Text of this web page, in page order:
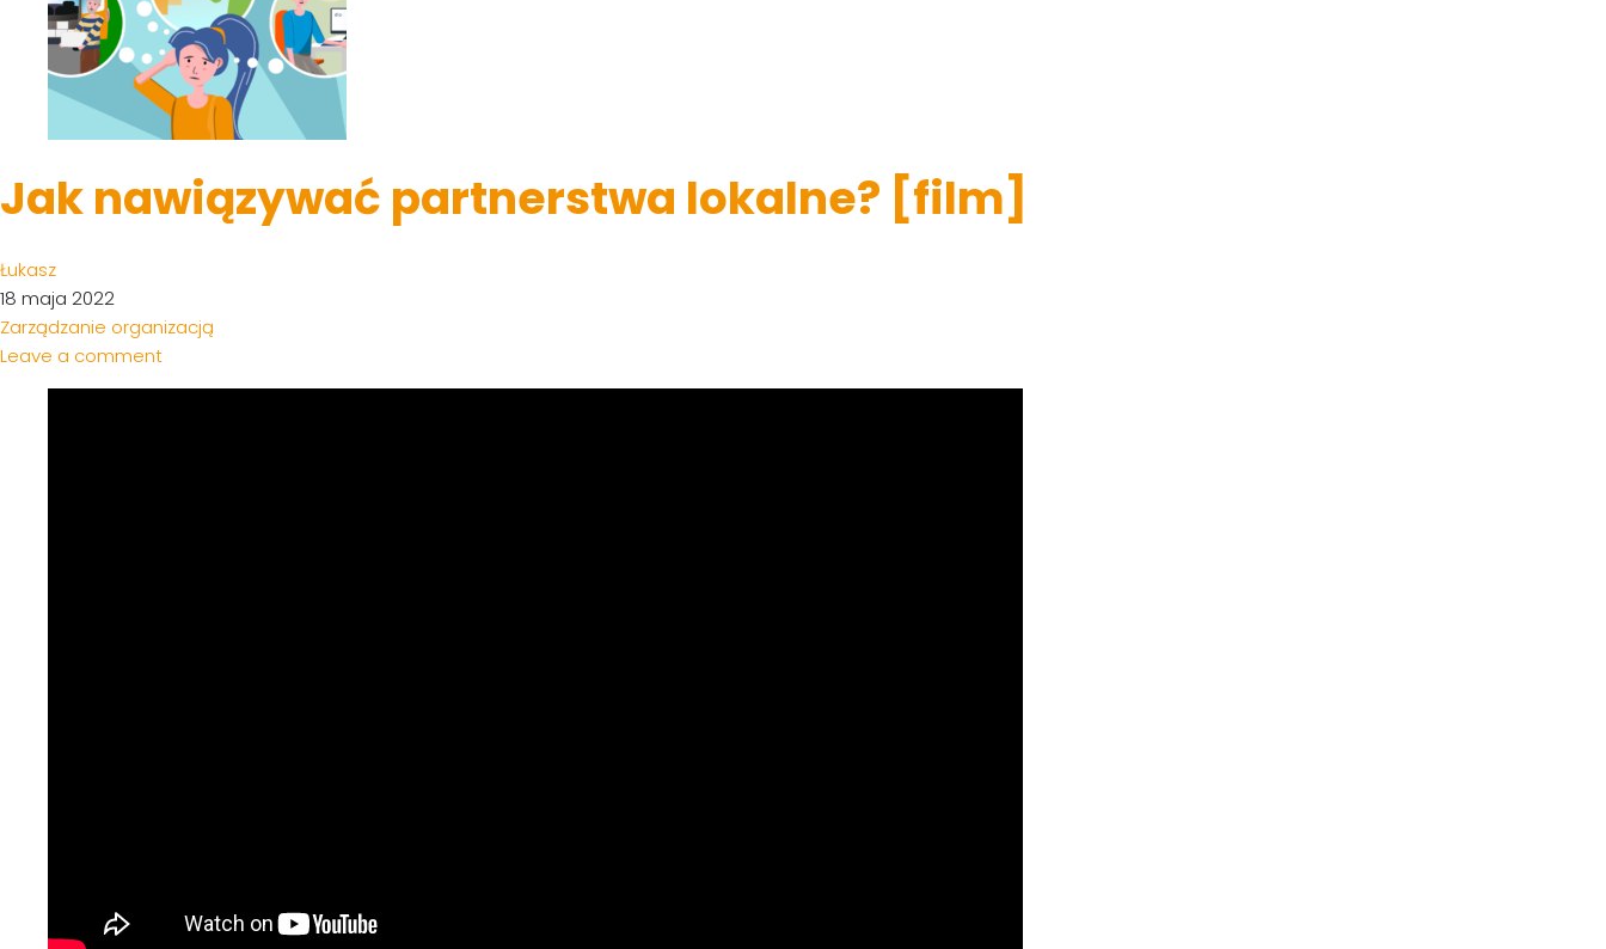
Jak nawiązywać partnerstwa lokalne? [film]
Łukasz
18 maja 2022
Zarządzanie organizacją
Leave a comment